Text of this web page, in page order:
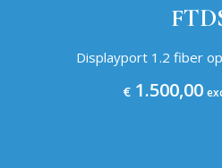
Displayport 1.2 fiber
€1.500,00